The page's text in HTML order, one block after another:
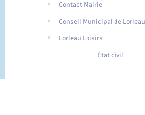
Traduction du
Contact Mairie
Conseil Municipal de Lorleau
Lorleau Loisirs
État civil